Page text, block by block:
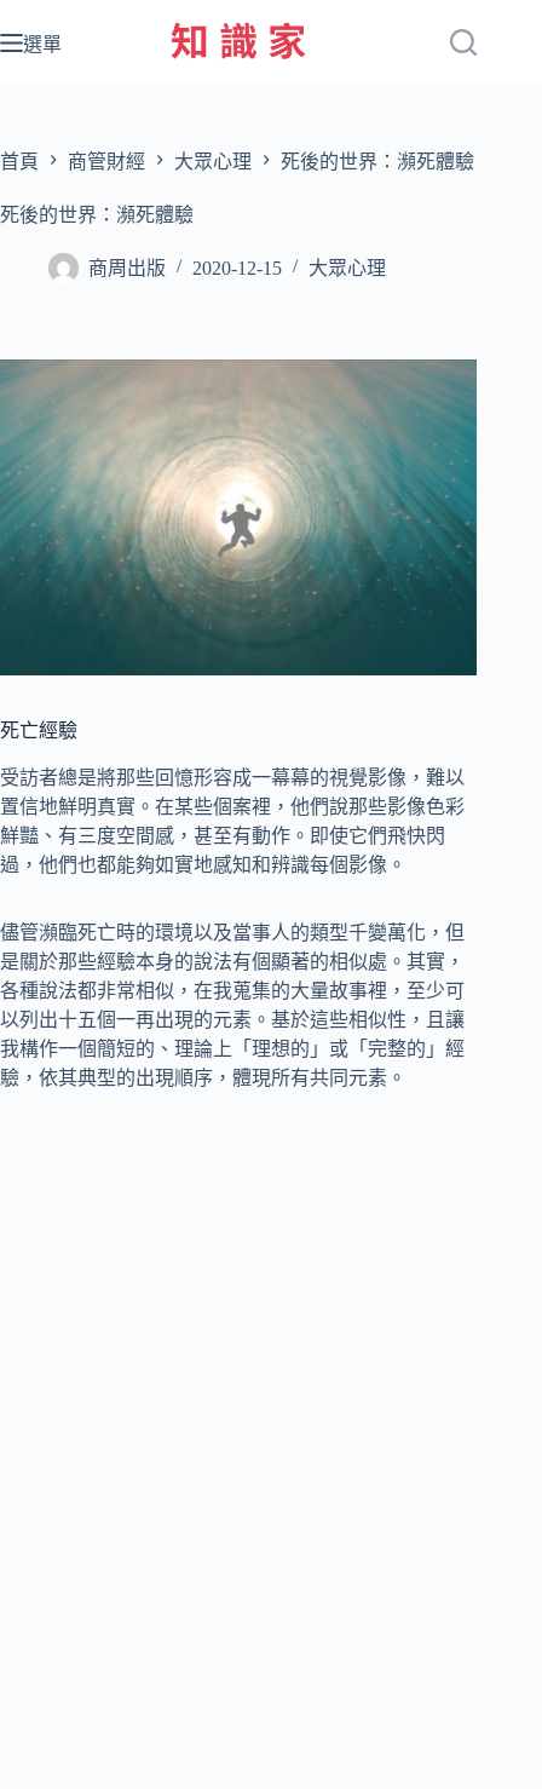
至
容
選單
首頁 商管財經 大眾心理 死後的世界：瀕死體驗
死後的世界：瀕死體驗
商周出版 2020-12-15 大眾心理
死亡經驗
受訪者總是將那些回憶形容成一幕幕的視覺影像，難以
置信地鮮明真實。在某些個案裡，他們說那些影像色彩
鮮豔、有三度空間感，甚至有動作。即使它們飛快閃
過，他們也都能夠如實地感知和辨識每個影像。
儘管瀕臨死亡時的環境以及當事人的類型千變萬化，但
是關於那些經驗本身的說法有個顯著的相似處。其實，
各種說法都非常相似，在我蒐集的大量故事裡，至少可
以列出十五個一再出現的元素。基於這些相似性，且讓
我構作一個簡短的、理論上「理想的」或「完整的」經
驗，依其典型的出現順序，體現所有共同元素。